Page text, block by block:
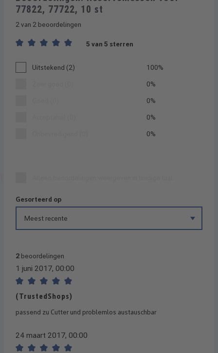
77822, 77722, 10 st
2 van 2 beoordelingen
5 van 5 sterren
Uitstekend (2) 100%
0%
0%
0%
0%
Gesorteerd op
2 beoordelingen
1 juni 2017, 00:00
Recensie met een waardering van 5 van de 5 sterren
(TrustedShops)
passend zu Cutter und problemlos austauschbar
24 maart 2017, 00:00